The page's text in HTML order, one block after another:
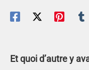
Et quoi d’autre y